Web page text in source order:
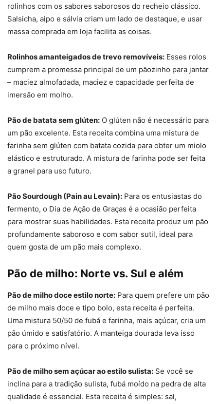
rolinhos com os sabores saborosos do recheio clássico.
Salsicha, aipo e sálvia criam um lado de destaque, e usar
massa comprada em loja facilita as coisas.
Rolinhos amanteigados de trevo removíveis: Esses rolos
cumprem a promessa principal de um pãozinho para jantar
– maciez almofadada, maciez e capacidade perfeita de
imersão em molho.
Pão de batata sem glúten: O glúten não é necessário para
um pão excelente. Esta receita combina uma mistura de
farinha sem glúten com batata cozida para obter um miolo
elástico e estruturado. A mistura de farinha pode ser feita
a granel para uso futuro.
Pão Sourdough (Pain au Levain): Para os entusiastas do
fermento, o Dia de Ação de Graças é a ocasião perfeita
para mostrar suas habilidades. Esta receita produz um pão
profundamente saboroso e com sabor sutil, ideal para
quem gosta de um pão mais complexo.
Pão de milho: Norte vs. Sul e além
Pão de milho doce estilo norte: Para quem prefere um pão
de milho mais doce e tipo bolo, esta receita é perfeita.
Uma mistura 50/50 de fubá e farinha, mais açúcar, cria um
pão úmido e satisfatório. A manteiga dourada leva isso
para o próximo nível.
Pão de milho sem açúcar ao estilo sulista: Se você se
inclina para a tradição sulista, fubá moído na pedra de alta
qualidade é essencial. Esta receita é simples: sal,